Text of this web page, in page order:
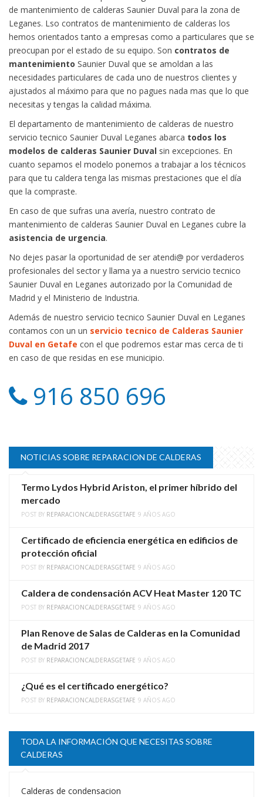
de mantenimiento de calderas Saunier Duval para la zona de
Leganes. Lso contratos de mantenimiento de calderas los
hemos orientados tanto a empresas como a particulares que se
preocupan por el estado de su equipo. Son contratos de
mantenimiento Saunier Duval que se amoldan a las
necesidades particulares de cada uno de nuestros clientes y
ajustados al máximo para que no pagues nada mas que lo que
necesitas y tengas la calidad máxima.
El departamento de mantenimiento de calderas de nuestro
servicio tecnico Saunier Duval Leganes abarca todos los
modelos de calderas Saunier Duval sin excepciones. En
cuanto sepamos el modelo ponemos a trabajar a los técnicos
para que tu caldera tenga las mismas prestaciones que el día
que la compraste.
En caso de que sufras una avería, nuestro contrato de
mantenimiento de calderas Saunier Duval en Leganes cubre la
asistencia de urgencia.
No dejes pasar la oportunidad de ser atendi@ por verdaderos
profesionales del sector y llama ya a nuestro servicio tecnico
Saunier Duval en Leganes autorizado por la Comunidad de
Madrid y el Ministerio de Industria.
Además de nuestro servicio tecnico Saunier Duval en Leganes
contamos con un un servicio tecnico de Calderas Saunier
Duval en Getafe con el que podremos estar mas cerca de ti
en caso de que residas en ese municipio.
916 850 696
NOTICIAS SOBRE REPARACION DE CALDERAS
Termo Lydos Hybrid Ariston, el primer híbrido del
mercado
POST BY REPARACIONCALDERASGETAFE 9 AÑOS AGO
Certificado de eficiencia energética en edificios de
protección oficial
POST BY REPARACIONCALDERASGETAFE 9 AÑOS AGO
Caldera de condensación ACV Heat Master 120 TC
POST BY REPARACIONCALDERASGETAFE 9 AÑOS AGO
Plan Renove de Salas de Calderas en la Comunidad
de Madrid 2017
POST BY REPARACIONCALDERASGETAFE 9 AÑOS AGO
¿Qué es el certificado energético?
POST BY REPARACIONCALDERASGETAFE 9 AÑOS AGO
TODA LA INFORMACIÓN QUE NECESITAS SOBRE
CALDERAS
Calderas de condensacion